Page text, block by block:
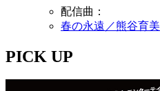
配信曲：
春の永遠／熊谷育美
PICK UP